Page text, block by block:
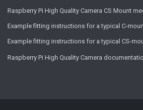
Raspberry Pi High Quality Camera CS Mount
Example fitting instructions for a typical C-
Example fitting instructions for a typical CS-
Raspberry Pi High Quality Camera